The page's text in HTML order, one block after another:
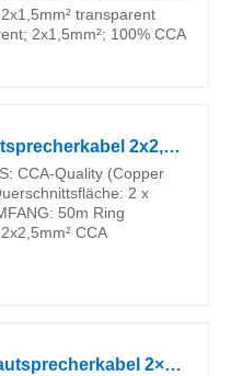
transparent
2x1,5mm²; 100% CCA
DCSk BLca Lautsprecherkabel 2x2,50mm² 50m transparent CCA Boxenkabel Audio Kabel für Lautsprecher HiFi Heimkino Verstärker - isoliert mit Polaritätskennzeichnung
CCA-Quality (Copper
2 x
50m Ring
CCA
KabelDirekt – Lautsprecherkabel 2×2,5mm² – 10m – reines Kupfer